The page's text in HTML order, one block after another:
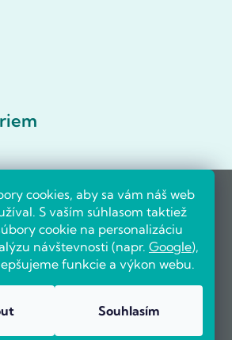
cookies, aby sa vám náš web
S vaším súhlasom taktiež
cookie na personalizáciu
návštevnosti (napr. Google),
funkcie a výkon webu.
Souhlasím